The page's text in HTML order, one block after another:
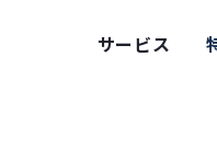
サービス